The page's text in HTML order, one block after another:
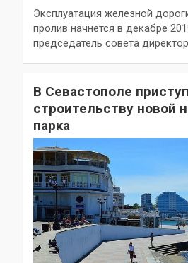
Эксплуатация железной
пролив начнется в декабре
председатель совета
В Севастополе
строительству новой
парка